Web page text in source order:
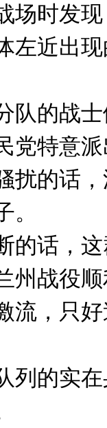
场时发
左近出
队的战
党特意
扰的话
的话，
州战役
流，只
列的实